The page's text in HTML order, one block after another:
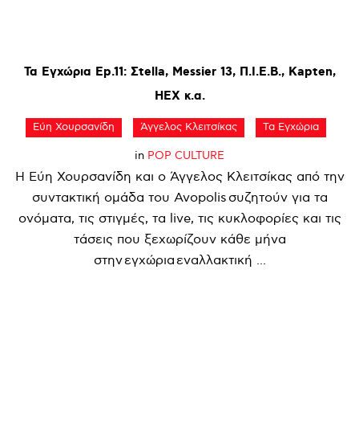
Τα Εγχώρια Ep.11: Σtella, Messier 13, Π.Ι.Ε.Β., Kapten,
HEX κ.α.
Εύη Χουρσανίδη Άγγελος Κλειτσίκας Τα Εγχώρια
in POP CULTURE
Η Εύη Χουρσανίδη και ο Άγγελος Κλειτσίκας από την
συντακτική ομάδα του Avopolis συζητούν για τα
ονόματα, τις στιγμές, τα live, τις κυκλοφορίες και τις
τάσεις που ξεχωρίζουν κάθε μήνα
στην εγχώρια εναλλακτική ...